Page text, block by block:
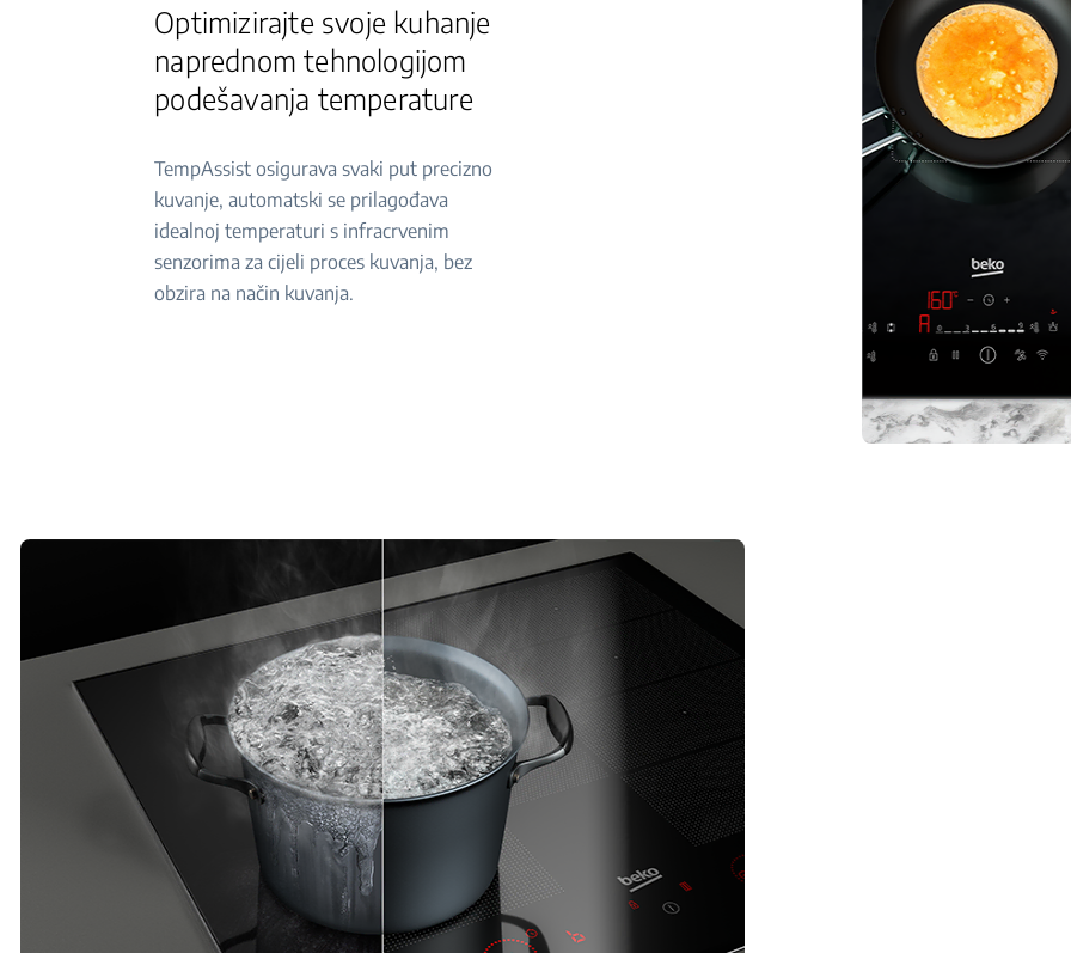
Optimizirajte svoje kuhanje
naprednom tehnologijom
podešavanja temperature
TempAssist osigurava svaki put precizno
kuvanje, automatski se prilagođava
idealnoj temperaturi s infracrvenim
senzorima za cijeli proces kuvanja, bez
obzira na način kuvanja.